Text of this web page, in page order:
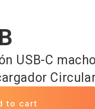
USB-C
to cart